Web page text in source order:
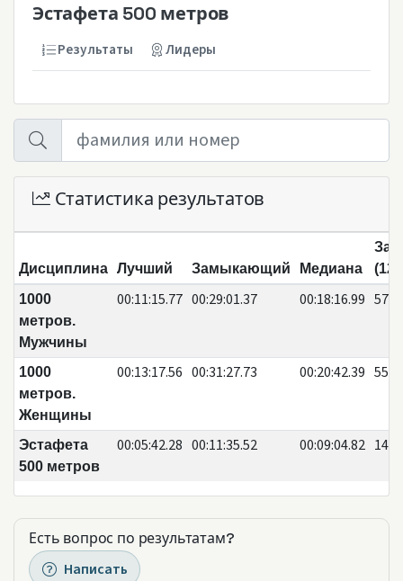
Эстафета 500 метров
Результаты Лидеры
Статистика результатов
Дисциплина Лучший Замыкающий Медиана
1000
метров.
Мужчины
00:11:15.77 00:29:01.37 00:18:16.99 57
1000
метров.
Женщины
00:13:17.56 00:31:27.73 00:20:42.39 55
Эстафета
500 метров
00:05:42.28 00:11:35.52 00:09:04.82 14
Есть вопрос по результатам?
Написать